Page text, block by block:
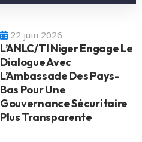
22 juin 2026
L’ANLC/TI Niger Engage Le
Dialogue Avec
L’Ambassade Des Pays-
Bas Pour Une
Gouvernance Sécuritaire
Plus Transparente